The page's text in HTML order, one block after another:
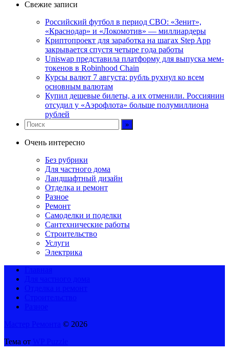
Свежие записи
Российский футбол в период СВО: «Зенит»,
«Краснодар» и «Локомотив» — миллиардеры
Криптопроект для заработка на шагах Step App
закрывается спустя четыре года работы
Uniswap представила платформу для выпуска мем-
токенов в Robinhood Chain
Курсы валют 7 августа: рубль рухнул ко всем
основным валютам
Купил дешевые билеты, а их отменили. Россиянин
отсудил у «Аэрофлота» больше полумиллиона
рублей
Очень интересно
Без рубрики
Для частного дома
Ландшафтный дизайн
Отделка и ремонт
Разное
Ремонт
Самоделки и поделки
Сантехнические работы
Строительство
Услуги
Электрика
© 2026
Тема от